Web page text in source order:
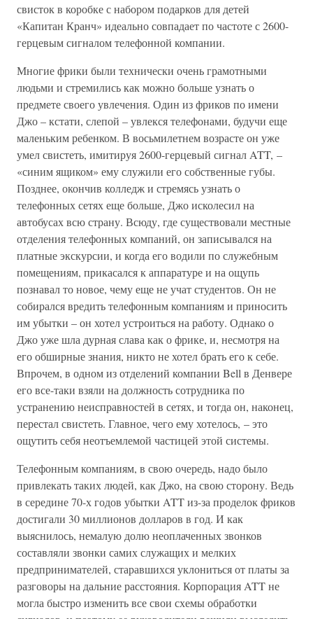
свисток в коробке с набором подарков для детей
«Капитан Кранч» идеально совпадает по частоте с 2600-
герцевым сигналом телефонной компании.
Многие фрики были технически очень грамотными
людьми и стремились как можно больше узнать о
предмете своего увлечения. Один из фриков по имени
Джо – кстати, слепой – увлекся телефонами, будучи еще
маленьким ребенком. В восьмилетнем возрасте он уже
умел свистеть, имитируя 2600-герцевый сигнал ATT, –
«синим ящиком» ему служили его собственные губы.
Позднее, окончив колледж и стремясь узнать о
телефонных сетях еще больше, Джо исколесил на
автобусах всю страну. Всюду, где существовали местные
отделения телефонных компаний, он записывался на
платные экскурсии, и когда его водили по служебным
помещениям, прикасался к аппаратуре и на ощупь
познавал то новое, чему еще не учат студентов. Он не
собирался вредить телефонным компаниям и приносить
им убытки – он хотел устроиться на работу. Однако о
Джо уже шла дурная слава как о фрике, и, несмотря на
его обширные знания, никто не хотел брать его к себе.
Впрочем, в одном из отделений компании Bell в Денвере
его все-таки взяли на должность сотрудника по
устранению неисправностей в сетях, и тогда он, наконец,
перестал свистеть. Главное, чего ему хотелось, – это
ощутить себя неотъемлемой частицей этой системы.
Телефонным компаниям, в свою очередь, надо было
привлекать таких людей, как Джо, на свою сторону. Ведь
в середине 70-х годов убытки ATT из-за проделок фриков
достигали 30 миллионов долларов в год. И как
выяснилось, немалую долю неоплаченных звонков
составляли звонки самих служащих и мелких
предпринимателей, старавшихся уклониться от платы за
разговоры на дальние расстояния. Корпорация ATT не
могла быстро изменить все свои схемы обработки